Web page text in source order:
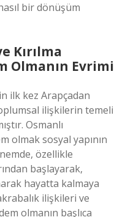
bir dönüşüm
Kırılma
Olmanın Evrimi
ilk kez Arapçadan
ilişkilerin temeli
Osmanlı
olmak sosyal yapının
özellikle
başlayarak,
hayatta kalmaya
ilişkileri ve
olmanın başlıca